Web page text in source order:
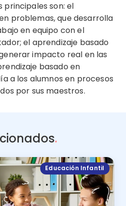
principales son: el
problemas, que desarrolla
en equipo con el
el aprendizaje basado
impacto real en las
basado en
a los alumnos en procesos
por sus maestros.
.
Educación Infantil